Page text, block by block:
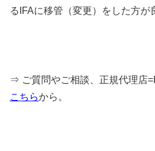
るIFAに移管（変更）をした方が
⇒ ご質問やご相談、正規代理店
こちらから。